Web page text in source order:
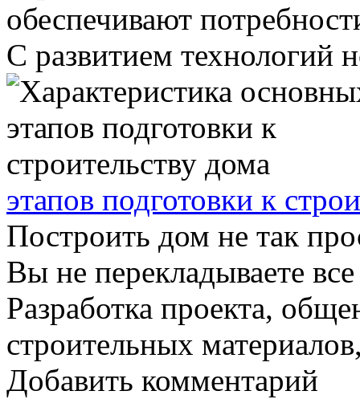
обеспечивают
С развитием технологий
этапов подготовки к
Построить дом не так
Вы не перекладываете
Разработка проекта,
строительных
Добавить комментарий